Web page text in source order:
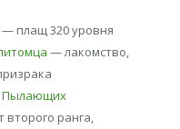
— плащ 320 уровня
— лакомство,
Пылающих
ранга,